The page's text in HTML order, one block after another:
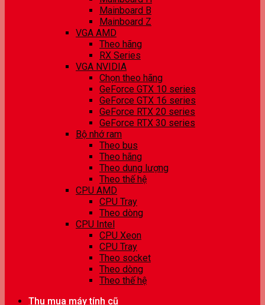
Mainboard B
Mainboard Z
VGA AMD
Theo hãng
RX Series
VGA NVIDIA
Chọn theo hãng
GeForce GTX 10 series
GeForce GTX 16 series
GeForce RTX 20 series
GeForce RTX 30 series
Bộ nhớ ram
Theo bus
Theo hãng
Theo dung lượng
Theo thế hệ
CPU AMD
CPU Tray
Theo dòng
CPU Intel
CPU Xeon
CPU Tray
Theo socket
Theo dòng
Theo thế hệ
Thu mua máy tính cũ